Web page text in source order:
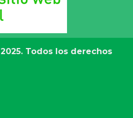
2025. Todos los derechos